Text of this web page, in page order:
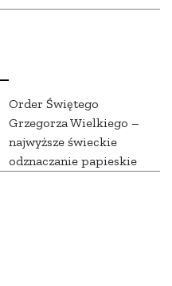
Order Świętego
Grzegorza Wielkiego –
najwyższe świeckie
odznaczanie papieskie